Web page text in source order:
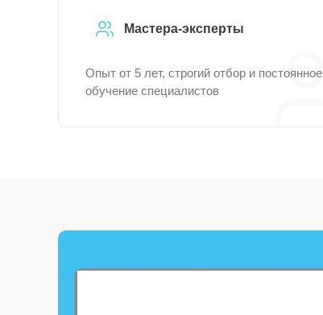
Мастера-эксперты
Опыт от 5 лет, строгий отбор и постоянное
обучение специалистов